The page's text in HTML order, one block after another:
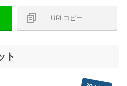
URLコピー
ト